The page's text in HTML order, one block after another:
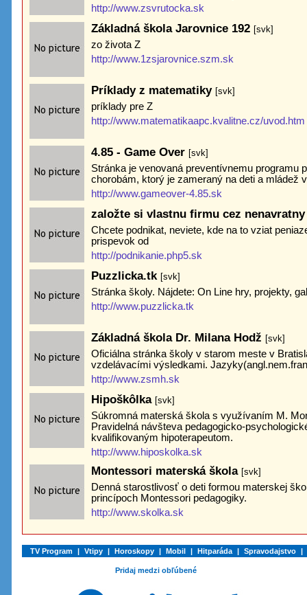
http://www.zsvrutocka.sk
Základná škola Jarovnice 192 [svk]
zo života Z
http://www.1zsjarovnice.szm.sk
Príklady z matematiky [svk]
príklady pre Z
http://www.matematikaapc.kvalitne.cz/uvod.htm
4.85 - Game Over [svk]
Stránka je venovaná preventívnemu programu
chorobám, ktorý je zameraný na deti a mládež
http://www.gameover-4.85.sk
založte si vlastnu firmu cez
Chcete podnikat, neviete, kde na to vziat
prispevok od
http://podnikanie.php5.sk
Puzzlicka.tk [svk]
Stránka školy. Nájdete: On Line hry, projekty,
http://www.puzzlicka.tk
Základná škola Dr. Milana Hodž [svk]
Oficiálna stránka školy v starom meste v
vzdelávacími výsledkami.
http://www.zsmh.sk
Hipoškôlka [svk]
Súkromná materská škola s využívaním M.
Pravidelná návšteva pedagogicko-
kvalifikovaným hipoterapeutom.
http://www.hiposkolka.sk
Montessori materská škola [svk]
Denná starostlivosť o deti formou materskej
princípoch Montessori pedagogiky.
http://www.skolka.sk
TV Program | Vtipy | Horoskopy | Mobil | Hitparáda | Spravodajstvo |
Pridaj medzi obľúbené